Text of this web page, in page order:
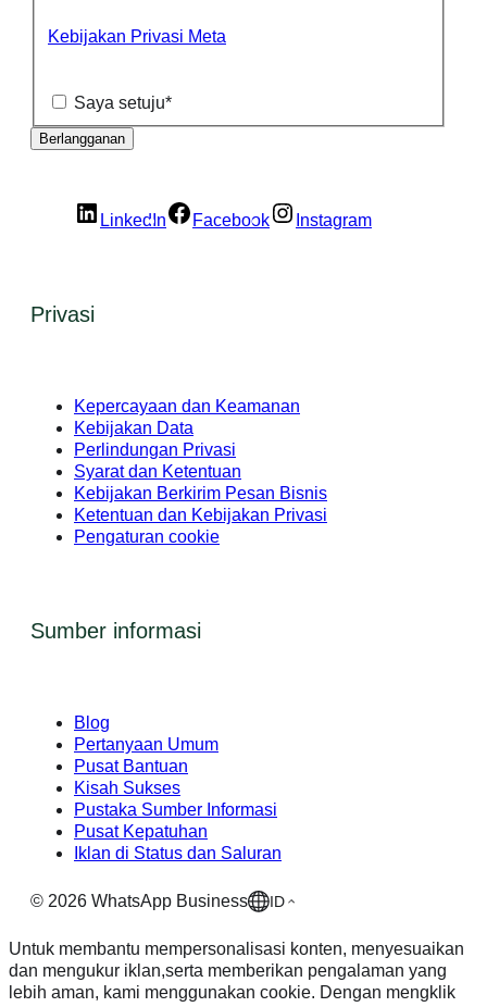
Kebijakan Privasi Meta
Saya setuju*
LinkedIn Facebook Instagram
Privasi
Kepercayaan dan Keamanan
Kebijakan Data
Perlindungan Privasi
Syarat dan Ketentuan
Kebijakan Berkirim Pesan Bisnis
Ketentuan dan Kebijakan Privasi
Pengaturan cookie
Sumber informasi
Blog
Pertanyaan Umum
Pusat Bantuan
Kisah Sukses
Pustaka Sumber Informasi
Pusat Kepatuhan
Iklan di Status dan Saluran
© 2026 WhatsApp Business ID
Untuk membantu mempersonalisasi konten, menyesuaikan
dan mengukur iklan,serta memberikan pengalaman yang
lebih aman, kami menggunakan cookie. Dengan mengklik